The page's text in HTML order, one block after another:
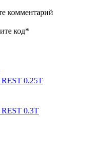
комментарий
код*
0.25T
0.3T